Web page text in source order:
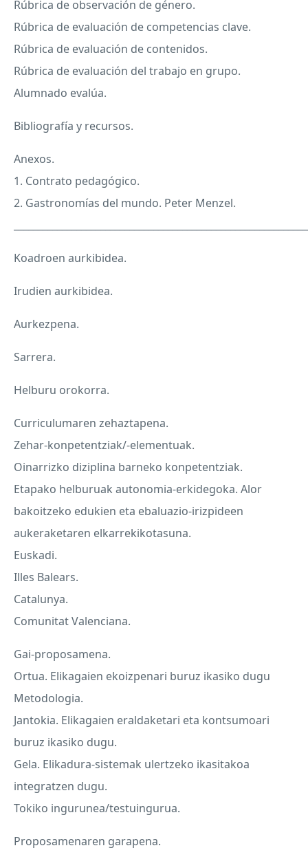
Rúbrica de observación de género.
Rúbrica de evaluación de competencias clave.
Rúbrica de evaluación de contenidos.
Rúbrica de evaluación del trabajo en grupo.
Alumnado evalúa.
Bibliografía y recursos.
Anexos.
1. Contrato pedagógico.
2. Gastronomías del mundo. Peter Menzel.
Koadroen aurkibidea.
Irudien aurkibidea.
Aurkezpena.
Sarrera.
Helburu orokorra.
Curriculumaren zehaztapena.
Zehar-konpetentziak/-elementuak.
Oinarrizko diziplina barneko konpetentziak.
Etapako helburuak autonomia-erkidegoka. Alor
bakoitzeko edukien eta ebaluazio-irizpideen
aukeraketaren elkarrekikotasuna.
Euskadi.
Illes Balears.
Catalunya.
Comunitat Valenciana.
Gai-proposamena.
Ortua. Elikagaien ekoizpenari buruz ikasiko dugu
Metodologia.
Jantokia. Elikagaien eraldaketari eta kontsumoari
buruz ikasiko dugu.
Gela. Elikadura-sistemak ulertzeko ikasitakoa
integratzen dugu.
Tokiko ingurunea/testuingurua.
Proposamenaren garapena.